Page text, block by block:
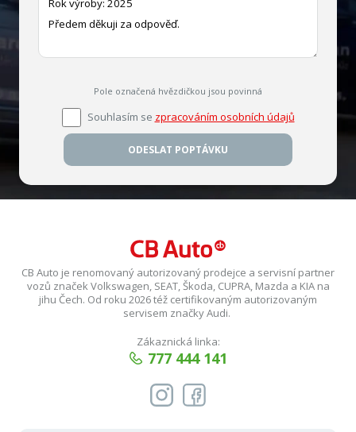
Pole označená hvězdičkou jsou povinná
Souhlasím se zpracováním osobních údajů
ODESLAT POPTÁVKU
CB Auto je renomovaný autorizovaný prodejce a servisní partner
vozů značek Volkswagen, SEAT, Škoda, CUPRA, Mazda a KIA na
jihu Čech. Od roku 2026 též certifikovaným autorizovaným
servisem značky Audi.
Zákaznická linka:
777 444 141